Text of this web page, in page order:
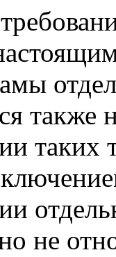
также
таких
не